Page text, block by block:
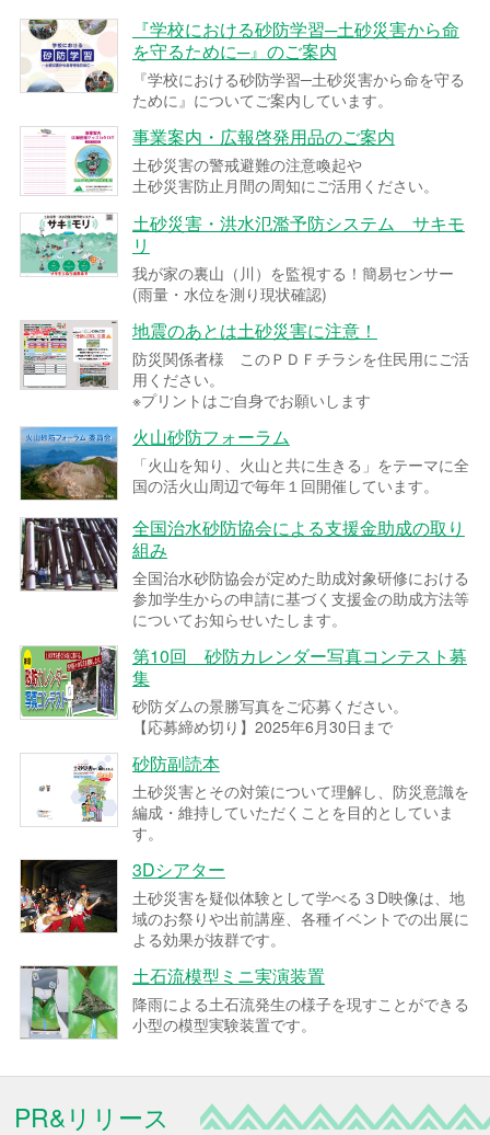
『学校における砂防学習─土砂災害から命
を守るために─』のご案内
『学校における砂防学習─土砂災害から命を守る
ために』についてご案内しています。
事業案内・広報啓発用品のご案内
土砂災害の警戒避難の注意喚起や
土砂災害防止月間の周知にご活用ください。
土砂災害・洪水氾濫予防システム サキモ
リ
我が家の裏山（川）を監視する！簡易センサー
(雨量・水位を測り現状確認)
地震のあとは土砂災害に注意！
防災関係者様 このＰＤＦチラシを住民用にご活
用ください。
※プリントはご自身でお願いします
火山砂防フォーラム
「火山を知り、火山と共に生きる」をテーマに全
国の活火山周辺で毎年１回開催しています。
全国治水砂防協会による支援金助成の取り
組み
全国治水砂防協会が定めた助成対象研修における
参加学生からの申請に基づく支援金の助成方法等
についてお知らせいたします。
第10回 砂防カレンダー写真コンテスト募
集
砂防ダムの景勝写真をご応募ください。
【応募締め切り】2025年6月30日まで
砂防副読本
土砂災害とその対策について理解し、防災意識を
編成・維持していただくことを目的としていま
す。
3Dシアター
土砂災害を疑似体験として学べる３D映像は、地
域のお祭りや出前講座、各種イベントでの出展に
よる効果が抜群です。
土石流模型ミニ実演装置
降雨による土石流発生の様子を現すことができる
小型の模型実験装置です。
PR&リリース